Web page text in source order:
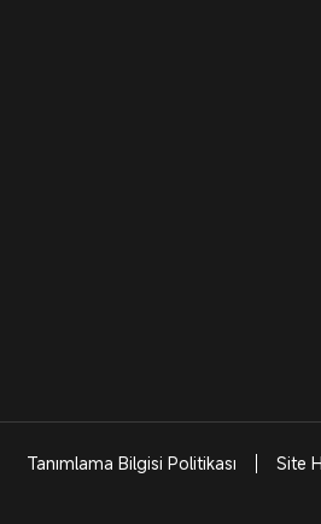
Tanımlama Bilgisi Politikası Site